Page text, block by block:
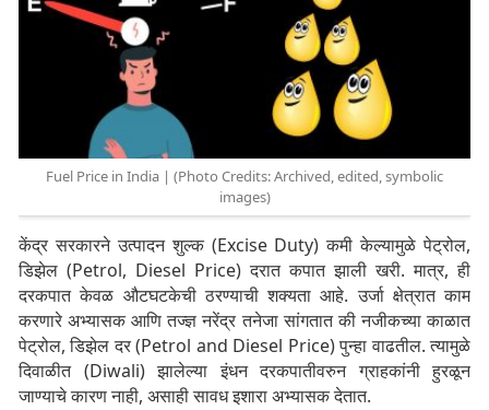
Fuel Price in India | (Photo Credits: Archived, edited, symbolic
images)
केंद्र सरकारने उत्पादन शुल्क (Excise Duty) कमी केल्यामुळे पेट्रोल,
डिझेल (Petrol, Diesel Price) दरात कपात झाली खरी. मात्र, ही
दरकपात केवळ औटघटकेची ठरण्याची शक्यता आहे. उर्जा क्षेत्रात काम
करणारे अभ्यासक आणि तज्ज्ञ नरेंद्र तनेजा सांगतात की नजीकच्या काळात
पेट्रोल, डिझेल दर (Petrol and Diesel Price) पुन्हा वाढतील. त्यामुळे
दिवाळीत (Diwali) झालेल्या इंधन दरकपातीवरुन ग्राहकांनी हुरळून
जाण्याचे कारण नाही, असाही सावध इशारा अभ्यासक देतात.